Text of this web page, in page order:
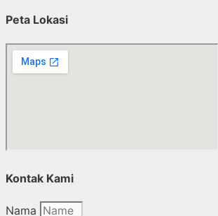
Peta Lokasi
Kontak Kami
Nama